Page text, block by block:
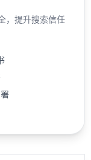
，提升搜索信任